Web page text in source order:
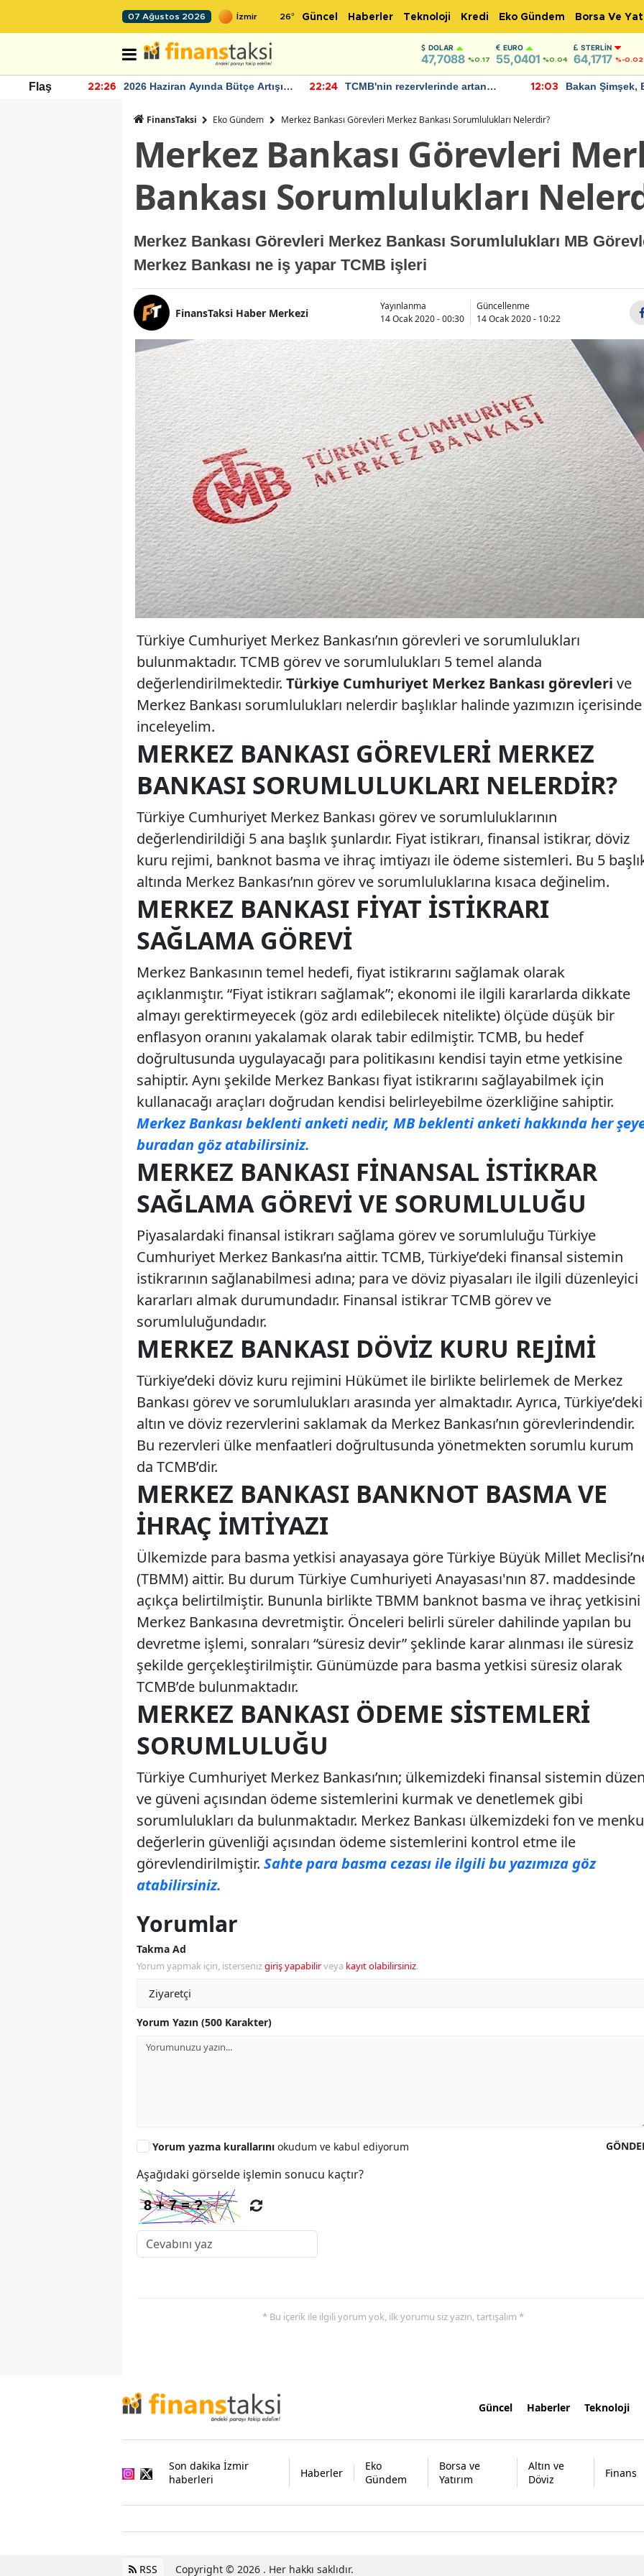
07 Ağustos 2026 26° Güncel Haberler Teknoloji Kredi Eko Gündem Borsa Ve
DOLAR
47,7088 %0.17
EURO
55,0401 %0.04
STERLIN
64,1717 %-0.02
Flaş 22:26
2026 Haziran Ayında Bütçe Artışı
22:24
TCMB'nin rezervlerinde artan
12:03
Bakan Şimşek,
FinansTaksi Eko Gündem Merkez Bankası Görevleri Merkez Bankası Sorumlulukları Nelerdir?
Merkez Bankası Görevleri
Bankası Sorumlulukları
Merkez Bankası Görevleri Merkez Bankası Sorumlulukları MB
Merkez Bankası ne iş yapar TCMB işleri
FinansTaksi Haber Merkezi
Yayınlanma
14 Ocak 2020 - 00:30
Güncellenme
14 Ocak 2020 - 10:22
Türkiye Cumhuriyet Merkez Bankası’nın görevleri ve sorumlulukları
bulunmaktadır. TCMB görev ve sorumlulukları 5 temel alanda
değerlendirilmektedir. Türkiye Cumhuriyet Merkez Bankası görevleri ve
Merkez Bankası sorumlulukları nelerdir başlıklar halinde yazımızın içerisinde
inceleyelim.
MERKEZ BANKASI GÖREVLERI MERKEZ
BANKASI SORUMLULUKLARI NELERDIR?
Türkiye Cumhuriyet Merkez Bankası görev ve sorumluluklarının
değerlendirildiği 5 ana başlık şunlardır. Fiyat istikrarı, finansal istikrar, döviz
kuru rejimi, banknot basma ve ihraç imtiyazı ile ödeme sistemleri. Bu 5
altında Merkez Bankası’nın görev ve sorumluluklarına kısaca değinelim.
MERKEZ BANKASI FIYAT İSTIKRARI
SAĞLAMA GÖREVI
Merkez Bankasının temel hedefi, fiyat istikrarını sağlamak olarak
açıklanmıştır. “Fiyat istikrarı sağlamak”; ekonomi ile ilgili kararlarda dikkate
almayı gerektirmeyecek (göz ardı edilebilecek nitelikte) ölçüde düşük bir
enflasyon oranını yakalamak olarak tabir edilmiştir. TCMB, bu hedef
doğrultusunda uygulayacağı para politikasını kendisi tayin etme yetkisine
sahiptir. Aynı şekilde Merkez Bankası fiyat istikrarını sağlayabilmek için
kullanacağı araçları doğrudan kendisi belirleyebilme özerkliğine sahiptir.
Merkez Bankası beklenti anketi nedir, MB beklenti anketi hakkında her
buradan göz atabilirsiniz.
MERKEZ BANKASI FINANSAL İSTIKRAR
SAĞLAMA GÖREVI VE SORUMLULUĞU
Piyasalardaki finansal istikrarı sağlama görev ve sorumluluğu Türkiye
Cumhuriyet Merkez Bankası’na aittir. TCMB, Türkiye’deki finansal sistemin
istikrarının sağlanabilmesi adına; para ve döviz piyasaları ile ilgili düzenleyici
kararları almak durumundadır. Finansal istikrar TCMB görev ve
sorumluluğundadır.
MERKEZ BANKASI DÖVIZ KURU REJIMI
Türkiye’deki döviz kuru rejimini Hükümet ile birlikte belirlemek de Merkez
Bankası görev ve sorumlulukları arasında yer almaktadır. Ayrıca, Türkiye’deki
altın ve döviz rezervlerini saklamak da Merkez Bankası’nın görevlerindendir.
Bu rezervleri ülke menfaatleri doğrultusunda yönetmekten sorumlu kurum
da TCMB’dir.
MERKEZ BANKASI BANKNOT BASMA VE
İHRAÇ İMTIYAZI
Ülkemizde para basma yetkisi anayasaya göre Türkiye Büyük Millet
(TBMM) aittir. Bu durum Türkiye Cumhuriyeti Anayasası'nın 87. maddesinde
açıkça belirtilmiştir. Bununla birlikte TBMM banknot basma ve ihraç yetkisini
Merkez Bankasına devretmiştir. Önceleri belirli süreler dahilinde yapılan bu
devretme işlemi, sonraları “süresiz devir” şeklinde karar alınması ile süresiz
şekilde gerçekleştirilmiştir. Günümüzde para basma yetkisi süresiz olarak
TCMB’de bulunmaktadır.
MERKEZ BANKASI ÖDEME SISTEMLERI
SORUMLULUĞU
Türkiye Cumhuriyet Merkez Bankası’nın; ülkemizdeki finansal sistemin
ve güveni açısından ödeme sistemlerini kurmak ve denetlemek gibi
sorumlulukları da bulunmaktadır. Merkez Bankası ülkemizdeki fon ve
değerlerin güvenliği açısından ödeme sistemlerini kontrol etme ile
görevlendirilmiştir. Sahte para basma cezası ile ilgili bu yazımıza göz
atabilirsiniz.
Yorumlar
Takma Ad
Yorum yapmak için, istersenizgiriş yapabilirveya kayıt olabilirsiniz.
Yorum Yazın (500 Karakter)
Yorum yazma kurallarını okudum ve kabul ediyorum
Aşağıdaki görselde işlemin sonucu kaçtır?
* Bu içerik ile ilgili yorum yok, ilk yorumu siz yazın, tartışalım *
Güncel Haberler Teknoloji
Son dakika İzmir
haberleri
Haberler
Eko
Gündem
Borsa ve
Yatırım
Altın ve
Döviz
Finans
RSS Copyright © 2026 . Her hakkı saklıdır.